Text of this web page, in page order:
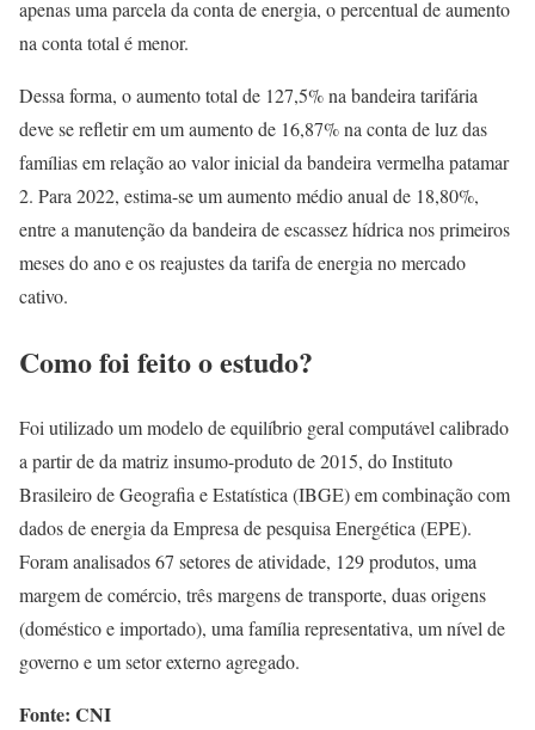
apenas uma parcela da conta de energia, o percentual de aumento
na conta total é menor.
Dessa forma, o aumento total de 127,5% na bandeira tarifária
deve se refletir em um aumento de 16,87% na conta de luz das
famílias em relação ao valor inicial da bandeira vermelha patamar
2. Para 2022, estima-se um aumento médio anual de 18,80%,
entre a manutenção da bandeira de escassez hídrica nos primeiros
meses do ano e os reajustes da tarifa de energia no mercado
cativo.
Como foi feito o estudo?
Foi utilizado um modelo de equilíbrio geral computável calibrado
a partir de da matriz insumo-produto de 2015, do Instituto
Brasileiro de Geografia e Estatística (IBGE) em combinação com
dados de energia da Empresa de pesquisa Energética (EPE).
Foram analisados 67 setores de atividade, 129 produtos, uma
margem de comércio, três margens de transporte, duas origens
(doméstico e importado), uma família representativa, um nível de
governo e um setor externo agregado.
Fonte: CNI